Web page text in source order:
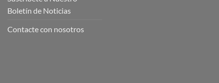
Boletín de Noticias
Contacte con nosotros